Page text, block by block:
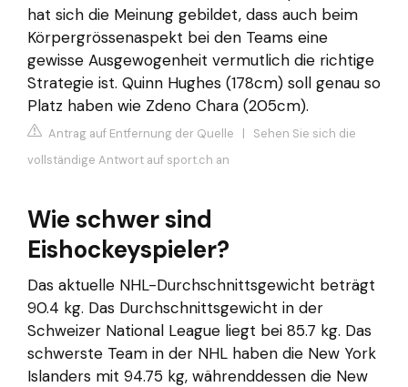
hat sich die Meinung gebildet, dass auch beim
Körpergrössenaspekt bei den Teams eine
gewisse Ausgewogenheit vermutlich die richtige
Strategie ist. Quinn Hughes (178cm) soll genau so
Platz haben wie Zdeno Chara (205cm).
Antrag auf Entfernung der Quelle | Sehen Sie sich die
vollständige Antwort auf sport.ch an
Wie schwer sind
Eishockeyspieler?
Das aktuelle NHL-Durchschnittsgewicht beträgt
90.4 kg. Das Durchschnittsgewicht in der
Schweizer National League liegt bei 85.7 kg. Das
schwerste Team in der NHL haben die New York
Islanders mit 94.75 kg, währenddessen die New